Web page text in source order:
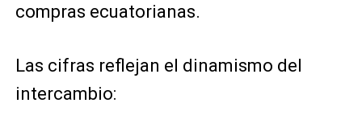
compras ecuatorianas.
Las cifras reflejan el dinamismo del
intercambio: